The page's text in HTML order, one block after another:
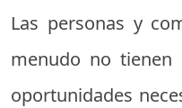
Las personas y
menudo no tienen
oportunidades